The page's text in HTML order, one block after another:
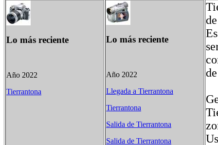
Lo más reciente
Año 2022
Tierrantona
Lo más reciente
Año 2022
Llegada a Tierrantona
Tierrantona
Salida de Tierrantona
Salida de Tierrantona